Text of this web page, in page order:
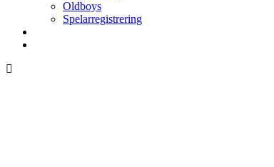
Oldboys
Spelarregistrering